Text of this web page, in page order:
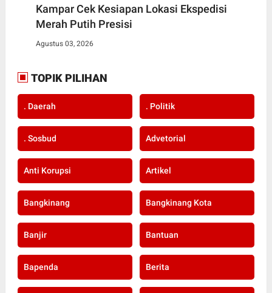
Kampar Cek Kesiapan Lokasi Ekspedisi
Merah Putih Presisi
Agustus 03, 2026
TOPIK PILIHAN
. Daerah . Politik
. Sosbud Advetorial
Anti Korupsi Artikel
Bangkinang Bangkinang Kota
Banjir Bantuan
Bapenda Berita